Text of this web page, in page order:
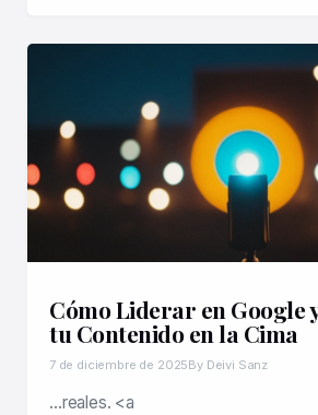
Cómo Liderar en Google
tu Contenido en la Cima
7 de diciembre de 2025By Deivi Sanz
…reales. <a